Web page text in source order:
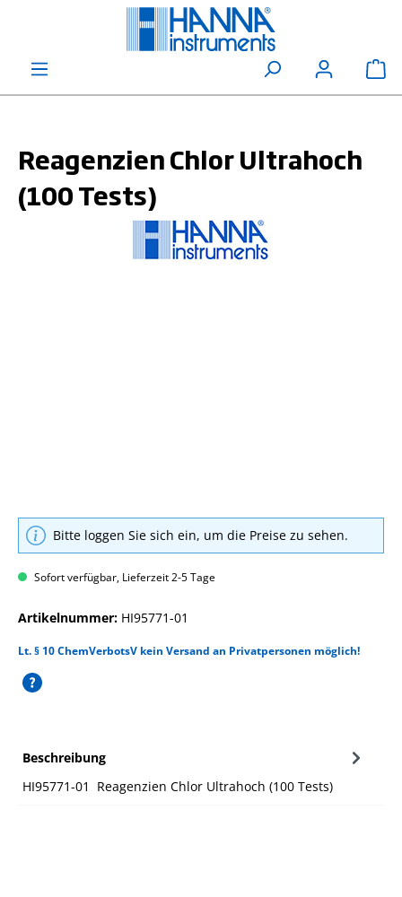
Reagenzien Chlor Ultrahoch
(100 Tests)
Bitte loggen Sie sich ein, um die Preise zu sehen.
Sofort verfügbar, Lieferzeit 2-5 Tage
Artikelnummer: HI95771-01
Lt. § 10 ChemVerbotsV kein Versand an Privatpersonen möglich!
Beschreibung
HI95771-01 Reagenzien Chlor Ultrahoch (100 Tests)